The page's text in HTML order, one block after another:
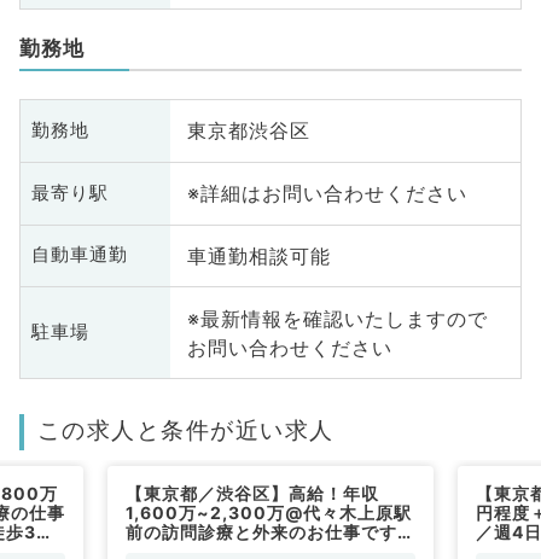
勤務地
勤務地 東京都渋谷区
最寄り駅 ※詳細はお問い合わせください
自動車通勤 車通勤相談可能
駐車場
※最新情報を確認いたしますので
お問い合わせください
この求人と条件が近い求人
万
の仕事
3分
【東京都／渋谷区】高給！年収
1,600万~2,300万@代々木上原駅
前の訪問診療と外来のお仕事です
【東
円程度
／週4